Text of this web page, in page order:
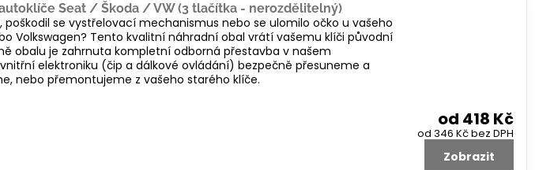
Seat / Škoda / VW (3 tlačítka - nerozdělitelný)
poškodil se vystřelovací mechanismus nebo se ulomilo očko u vašeho
Volkswagen? Tento kvalitní náhradní obal vrátí vašemu klíči původní
obalu je zahrnuta kompletní odborná přestavba v našem
elektroniku (čip a dálkové ovládání) bezpečně přesuneme a
nebo přemontujeme z vašeho starého klíče.
od 418 Kč
od 346 Kčbez DPH
Zobrazit